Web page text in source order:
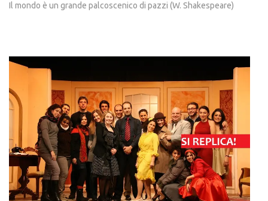
Il mondo è un grande palcoscenico di pazzi (W. Shakespeare)